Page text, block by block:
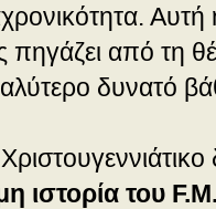
πηγάζει από τη
δυνατό
ιστορία του